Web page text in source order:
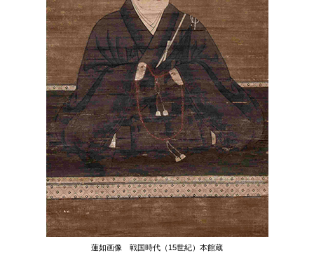
蓮如画像 戦国時代（15世紀）本館蔵